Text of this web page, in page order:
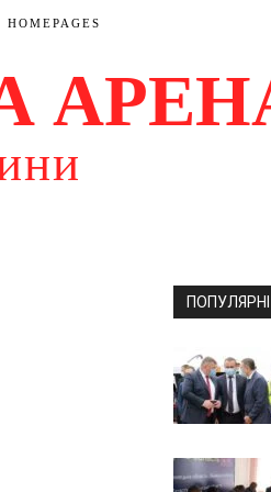
HOMEPAGES
ПОПУЛЯРНІ